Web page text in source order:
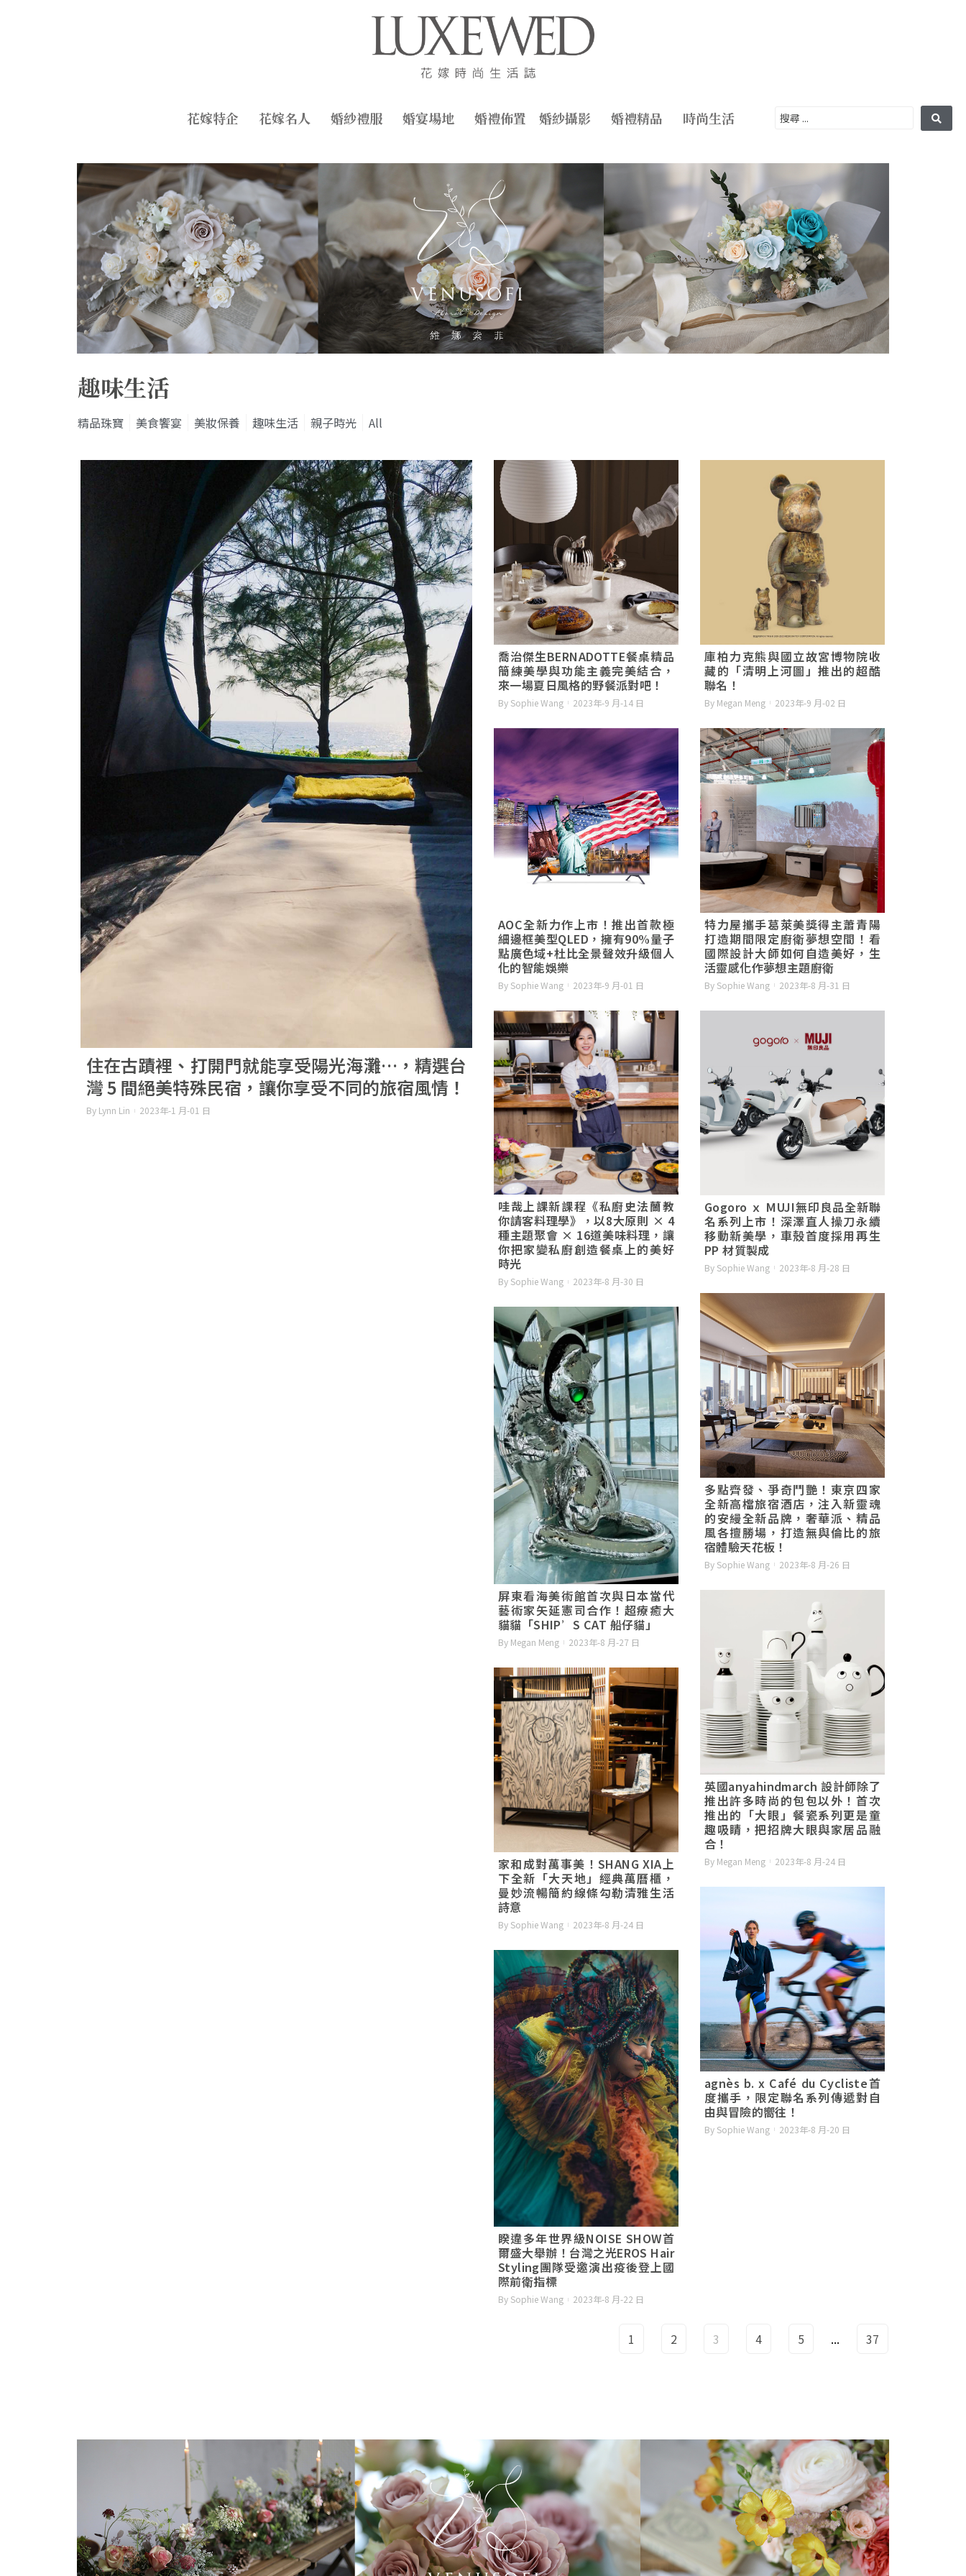
花嫁特企 花嫁名人 婚紗禮服 婚宴場地 婚禮佈置 婚紗攝影 婚禮精品 時尚生活
趣味生活
精品珠寶 美食饗宴 美妝保養 趣味生活 親子時光 All
住在古蹟裡、打開門就能享受陽光海灘…，精選台
灣 5 間絕美特殊民宿，讓你享受不同的旅宿風情！
By Lynn Lin 2023年-1 月-01 日
喬治傑生BERNADOTTE餐桌精品
簡練美學與功能主義完美結合，
來一場夏日風格的野餐派對吧！
By Sophie Wang 2023年-9 月-14 日
庫柏力克熊與國立故宮博物院收
藏的「清明上河圖」推出的超酷
聯名！
By Megan Meng 2023年-9 月-02 日
AOC全新力作上市！推出首款極
細邊框美型QLED，擁有90%量子
點廣色域+杜比全景聲效升級個人
化的智能娛樂
By Sophie Wang 2023年-9 月-01 日
特力屋攜手葛萊美獎得主蕭青陽
打造期間限定廚衛夢想空間！看
國際設計大師如何自造美好，生
活靈感化作夢想主題廚衛
By Sophie Wang 2023年-8 月-31 日
哇哉上課新課程《私廚史法蘭教
你請客料理學》，以8大原則 × 4
種主題聚會 × 16道美味料理，讓
你把家變私廚創造餐桌上的美好
時光
By Sophie Wang 2023年-8 月-30 日
Gogoro ｘ MUJI無印良品全新聯
名系列上市！深澤直人操刀永續
移動新美學，車殼首度採用再生
PP 材質製成
By Sophie Wang 2023年-8 月-28 日
屏東看海美術館首次與日本當代
藝術家矢延憲司合作！超療癒大
貓貓「SHIP’S CAT 船仔貓」
By Megan Meng 2023年-8 月-27 日
多點齊發、爭奇鬥艷！東京四家
全新高檔旅宿酒店，注入新靈魂
的安縵全新品牌，奢華派、精品
風各擅勝場，打造無與倫比的旅
宿體驗天花板！
By Sophie Wang 2023年-8 月-26 日
家和成對萬事美！SHANG XIA上
下全新「大天地」經典萬曆櫃，
曼妙流暢簡約線條勾勒清雅生活
詩意
By Sophie Wang 2023年-8 月-24 日
英國anyahindmarch 設計師除了
推出許多時尚的包包以外！首次
推出的「大眼」餐瓷系列更是童
趣吸睛，把招牌大眼與家居品融
合！
By Megan Meng 2023年-8 月-24 日
睽違多年世界級NOISE SHOW首
爾盛大舉辦！台灣之光EROS Hair
Styling團隊受邀演出疫後登上國
際前衛指標
By Sophie Wang 2023年-8 月-22 日
agnès b. x Café du Cycliste首
度攜手，限定聯名系列傳遞對自
由與冒險的嚮往！
By Sophie Wang 2023年-8 月-20 日
1 2 3 4 5 ... 37